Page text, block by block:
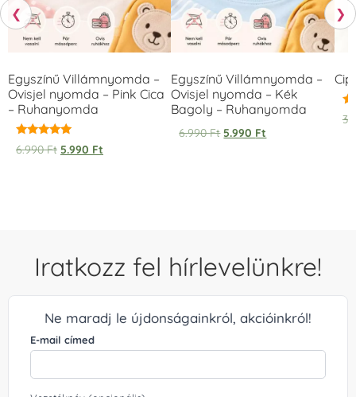
❮
Egyszínű Villámnyomda –
Ovisjel nyomda – Pink Cica
– Ruhanyomda
Értékelés:
5.00
6.990Ft 5.990 Ft
Egyszínű Villámnyomda –
Ovisjel nyomda – Kék
Bagoly – Ruhanyomda
6.990Ft 5.990 Ft
❯
Iratkozz fel hírlevelünkre!
Ne maradj le újdonságainkról, akcióinkról!
E-mail címed